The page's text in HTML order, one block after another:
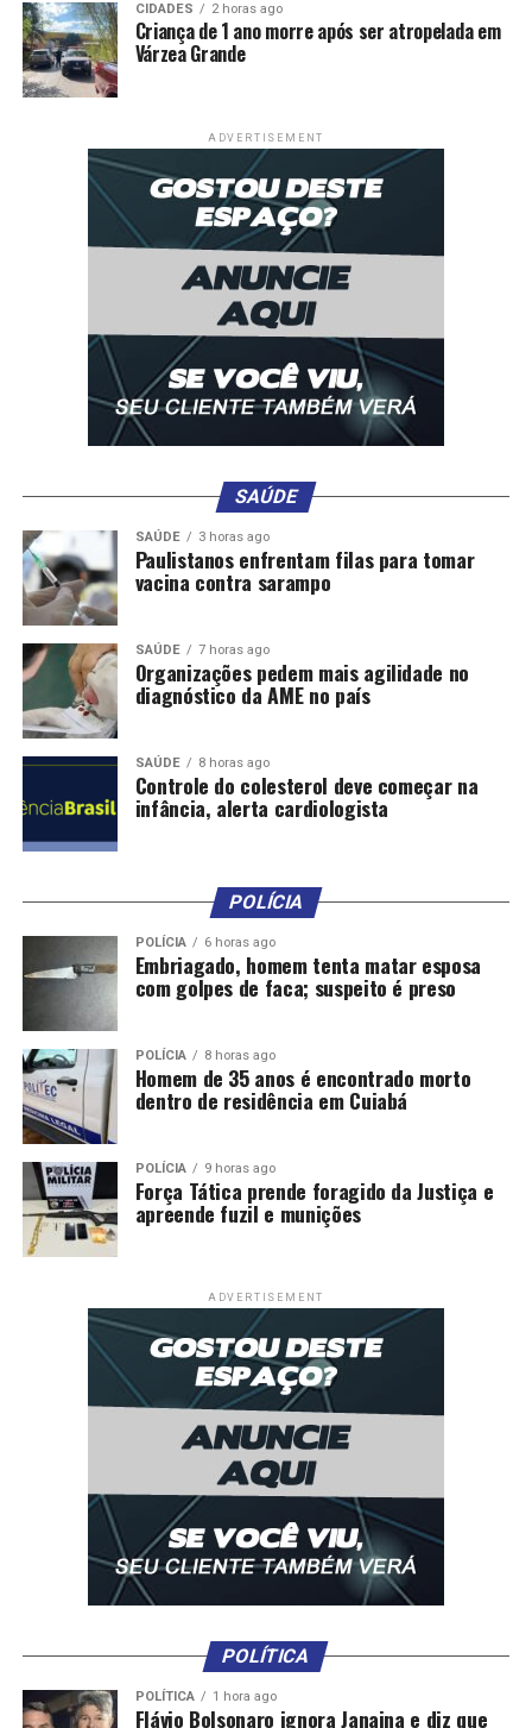
CIDADES 2 horas ago
Criança de 1 ano morre após ser atropelada em
Várzea Grande
ADVERTISEMENT
SAÚDE
SAÚDE 3 horas ago
Paulistanos enfrentam filas para tomar
vacina contra sarampo
SAÚDE 7 horas ago
Organizações pedem mais agilidade no
diagnóstico da AME no país
SAÚDE 8 horas ago
Controle do colesterol deve começar na
infância, alerta cardiologista
POLÍCIA
POLÍCIA 6 horas ago
Embriagado, homem tenta matar esposa
com golpes de faca; suspeito é preso
POLÍCIA 8 horas ago
Homem de 35 anos é encontrado morto
dentro de residência em Cuiabá
POLÍCIA 9 horas ago
Força Tática prende foragido da Justiça e
apreende fuzil e munições
ADVERTISEMENT
POLÍTICA
POLÍTICA 1 hora ago
Flávio Bolsonaro ignora Janaina e diz que